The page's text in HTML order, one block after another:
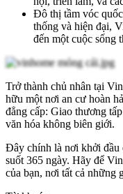
Đô thị tầm vóc
thống và hiện đại,
đến một cuộc sống
Trở thành chủ nhân tại
hữu một nơi an cư hoàn
đẳng cấp: Giao thương
văn hóa không biên giới.
Đây chính là nơi khởi đầu
suốt 365 ngày. Hãy để
của bạn, nơi tất cả những